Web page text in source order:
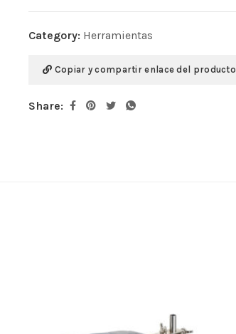
Category: Herramientas
Copiar y compartir enlace del producto
Share: